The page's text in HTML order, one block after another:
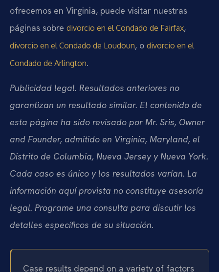
ofrecemos en Virginia, puede visitar nuestras
páginas sobre divorcio en el Condado de Fairfax,
divorcio en el Condado de Loudoun, o divorcio en el
Condado de Arlington.
Publicidad legal. Resultados anteriores no
garantizan un resultado similar. El contenido de
esta página ha sido revisado por Mr. Sris, Owner
and Founder, admitido en Virginia, Maryland, el
Distrito de Columbia, Nueva Jersey y Nueva York.
Cada caso es único y los resultados varían. La
información aquí provista no constituye asesoría
legal. Programe una consulta para discutir los
detalles específicos de su situación.
Case results depend on a variety of factors